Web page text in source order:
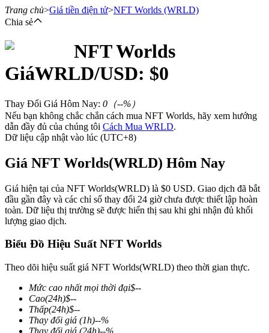
Hợp đồng tương lai
Futures sử dụng USDT làm tài sản thế chấp
COIN-M Futures
Trang chủ>Giá tiền điện tử>NFT Worlds (WRLD)
Chia sẻ
NFT Worlds
GiáWRLD/USD: $0
Thay Đổi Giá Hôm Nay: 0 （--%）
Nếu bạn không chắc chắn cách mua NFT Worlds, hãy xem hướng
dẫn đầy đủ của chúng tôi Cách Mua WRLD.
Dữ liệu cập nhật vào lúc (UTC+8)
Giá NFT Worlds(WRLD) Hôm Nay
Giá hiện tại của NFT Worlds(WRLD) là $0 USD. Giao dịch đã bắt
đầu gần đây và các chỉ số thay đổi 24 giờ chưa được thiết lập hoàn
toàn. Dữ liệu thị trường sẽ được hiển thị sau khi ghi nhận đủ khối
lượng giao dịch.
Biểu Đồ Hiệu Suất NFT Worlds
Theo dõi hiệu suất giá NFT Worlds(WRLD) theo thời gian thực.
Mức cao nhất mọi thời đại$--
Cao(24h)$--
Thấp(24h)$--
Thay đổi giá (1h)--%